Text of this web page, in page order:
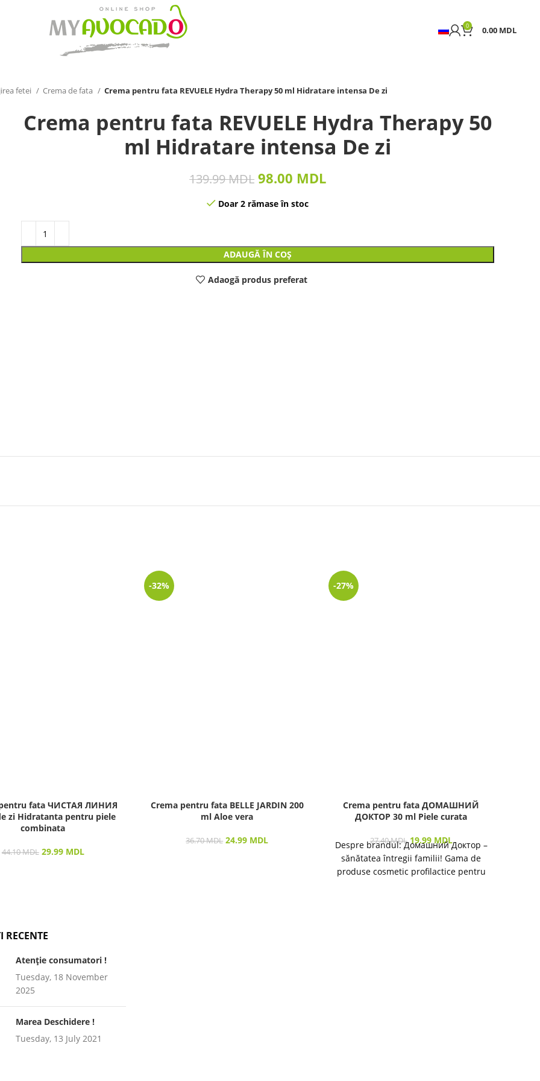
0 0.00 MDL
fetei Crema de fata Crema pentru fata REVUELE Hydra Therapy 50 ml Hidratare intensa De zi
Crema pentru fata REVUELE Hydra Therapy 50
ml Hidratare intensa De zi
139.99MDL 98.00 MDL
Doar 2 rămase în stoc
ADAUGĂ ÎN COȘ
Adaogă produs preferat
fata ЧИСТАЯ ЛИНИЯ
zi Hidratanta pentru piele
combinata
44.10MDL 29.99 MDL
-32%
Crema pentru fata BELLE JARDIN 200
ml Aloe vera
36.70MDL 24.99 MDL
-27%
Crema pentru fata ДОМАШНИЙ
ДОКТОР 30 ml Piele curata
27.40MDL 19.99 MDL
Despre brandul: Домашний Доктор –
sănătatea întregii familii! Gama de
produse cosmetic profilactice pentru
RECENTE
Atenție consumatori !
Tuesday, 18 November
2025
Marea Deschidere !
Tuesday, 13 July 2021